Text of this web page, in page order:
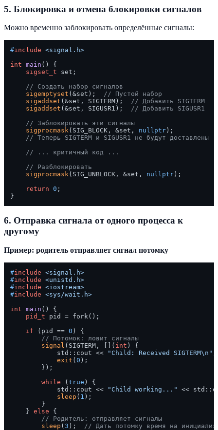
5. Блокировка и отмена блокировки сигналов
Можно временно заблокировать определённые сигналы:
#include <signal.h>
int main ()
{
sigset_t set;
// Создать набор сигналов
sigemptyset (&set); // Пустой набор
sigaddset (&set, SIGTERM); // Добавить SIGTERM
sigaddset (&set, SIGUSR1); // Добавить SIGUSR1
// Заблокировать эти сигналы
sigprocmask(SIG_BLOCK, &set, nullptr );
// Теперь SIGTERM и SIGUSR1 не будут доставлены
// ... критичный код ...
// Разблокировать
sigprocmask(SIG_UNBLOCK, &set, nullptr );
return 0 ;
6. Отправка сигнала от одного процесса к
другому
Пример: родитель отправляет сигнал потомку
#include <signal.h>
#include <unistd.h>
#include <iostream>
#include <sys/wait.h>
int main ()
{
pid_t pid = fork();
if (pid == 0 ) {
// Потомок: ловит сигналы
signal (SIGTERM, []( int ) {
            std::cout <<
"Child: Received SIGTERM\n"
exit ( 0 );
        });
while ( true ) {
            std::cout <<
"Child working..."
<<
sleep ( 1 );
        }
    }
else {
// Родитель: отправляет сигналы
sleep ( 3 );
// Дать потомку время на